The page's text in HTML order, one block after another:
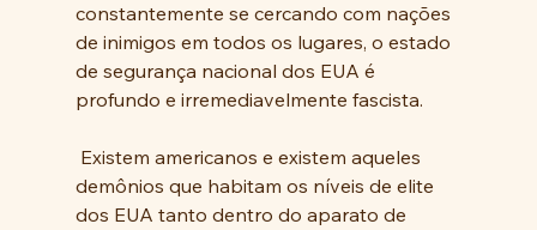
constantemente se cercando com nações
de inimigos em todos os lugares, o estado
de segurança nacional dos EUA é
profundo e irremediavelmente fascista.
demônios que habitam os níveis de elite
dos EUA tanto dentro do aparato de